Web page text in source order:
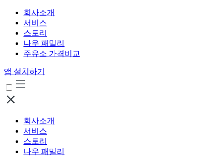
회사소개
서비스
스토리
나우 패밀리
주유소 가격비교
앱 설치하기
회사소개
서비스
스토리
나우 패밀리